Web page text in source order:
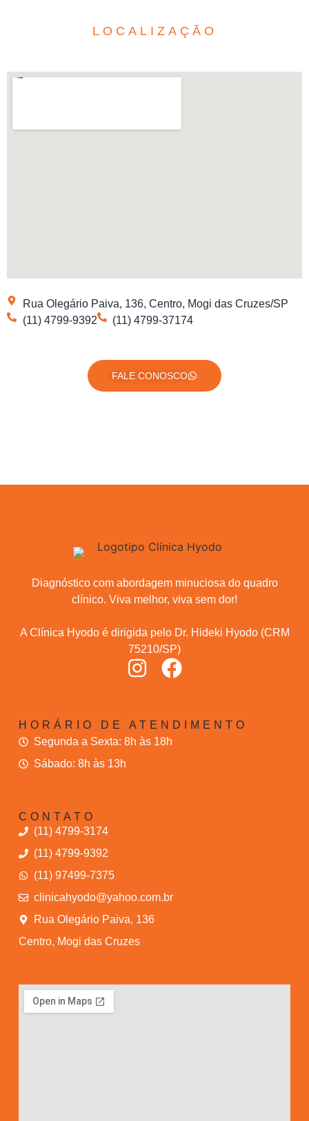
LOCALIZAÇÃO
Rua Olegário Paiva, 136, Centro, Mogi das Cruzes/SP
(11) 4799-9392
(11) 4799-37174
FALE CONOSCO
Diagnóstico com abordagem minuciosa do quadro
clínico. Viva melhor, viva sem dor!
A Clínica Hyodo é dirigida pelo Dr. Hideki Hyodo (CRM
75210/SP)
HORÁRIO DE ATENDIMENTO
Segunda a Sexta: 8h às 18h
Sábado: 8h às 13h
CONTATO
(11) 4799-3174
(11) 4799-9392
(11) 97499-7375
clinicahyodo@yahoo.com.br
Rua Olegário Paiva, 136
Centro, Mogi das Cruzes